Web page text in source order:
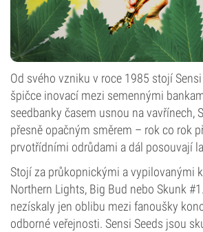
Od svého vzniku v roce 1985 stojí
špičce inovací mezi semennými
seedbanky časem usnou na vavřínech,
přesně opačným směrem – rok co rok
prvotřídními odrůdami a dál posouvají
Stojí za průkopnickými a vypilovanými
Northern Lights, Big Bud nebo Skunk
nezískaly jen oblibu mezi fanoušky
odborné veřejnosti. Sensi Seeds jsou